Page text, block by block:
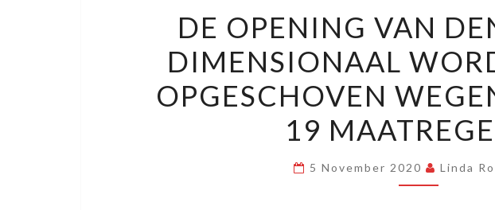
OPENING
VAN
DEN
HELDER
2
WORDT
DE OPENING VAN
DIMENSIONAAL
OPGESCHOVEN
19
5 November 2020 Linda